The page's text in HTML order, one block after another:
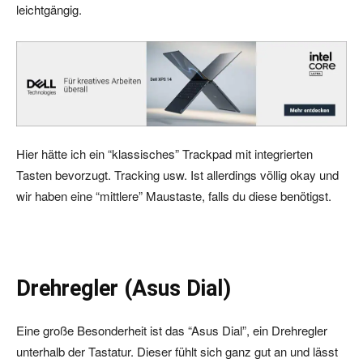
leichtgängig.
Hier hätte ich ein “klassisches” Trackpad mit integrierten
Tasten bevorzugt. Tracking usw. Ist allerdings völlig okay und
wir haben eine “mittlere” Maustaste, falls du diese benötigst.
Drehregler (Asus Dial)
Eine große Besonderheit ist das “Asus Dial”, ein Drehregler
unterhalb der Tastatur. Dieser fühlt sich ganz gut an und lässt